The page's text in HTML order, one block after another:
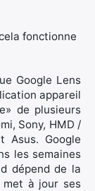
Google Lens
appareil
de plusieurs
Sony, HMD /
Asus. Google
les semaines
dépend de la
met à jour ses